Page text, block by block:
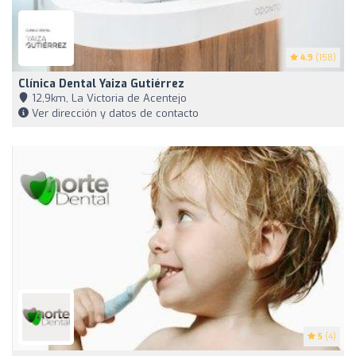
4.9 (158)
Clínica Dental Yaiza Gutiérrez
12,9km, La Victoria de Acentejo
Ver dirección y datos de contacto
5 (4)